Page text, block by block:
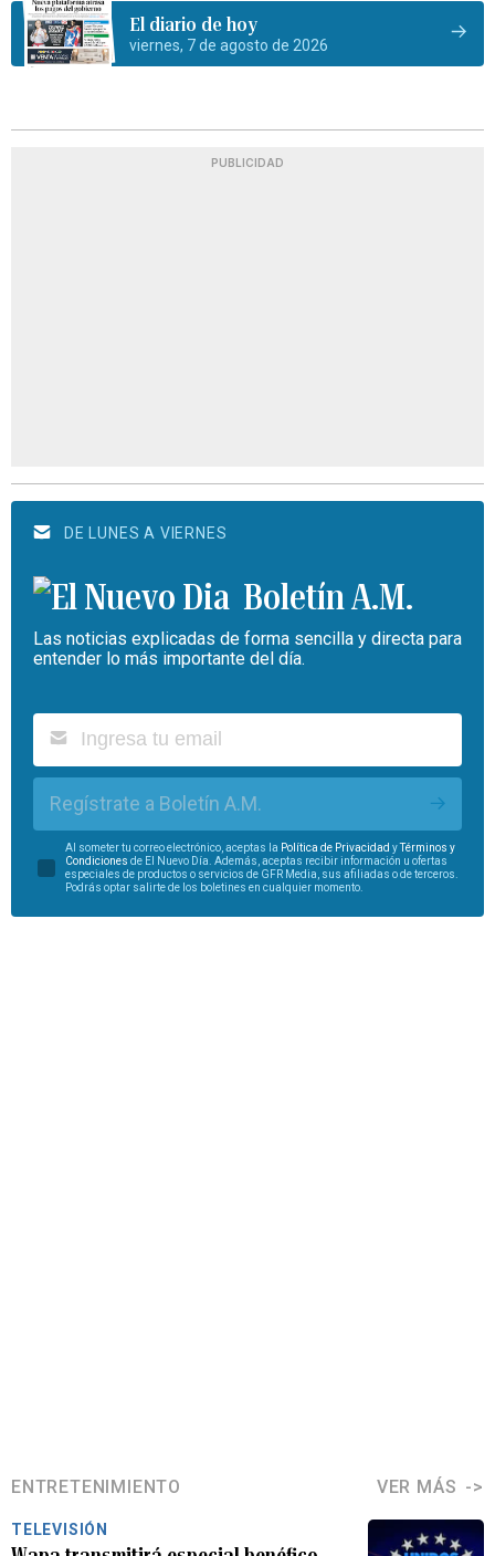
El diario de hoy
viernes, 7 de agosto de 2026
PUBLICIDAD
DE LUNES A VIERNES
Boletín A.M.
Las noticias explicadas de forma sencilla y directa para
entender lo más importante del día.
Regístrate a Boletín A.M.
Al someter tu correo electrónico, aceptas la Política de Privacidad yTérminos y
Condiciones de El Nuevo Día. Además, aceptas recibir información u ofertas
especiales de productos o servicios de GFR Media, sus afiliadas o de terceros.
Podrás optar salirte de los boletines en cualquier momento.
ENTRETENIMIENTO VER MÁS
TELEVISIÓN